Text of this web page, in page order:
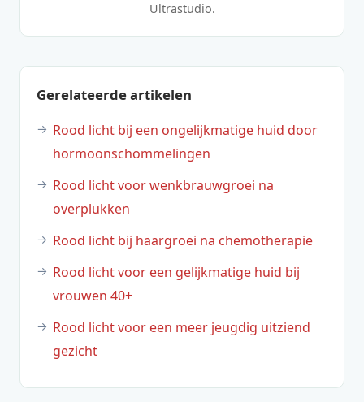
Ultrastudio.
Gerelateerde artikelen
Rood licht bij een ongelijkmatige huid door
hormoonschommelingen
Rood licht voor wenkbrauwgroei na
overplukken
Rood licht bij haargroei na chemotherapie
Rood licht voor een gelijkmatige huid bij
vrouwen 40+
Rood licht voor een meer jeugdig uitziend
gezicht